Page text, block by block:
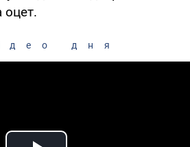
оцет.
дня